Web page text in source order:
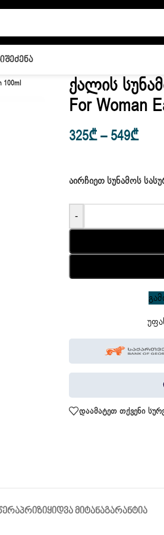
Შეძენა
100ml
Ქალის
For Woman
325₾– 549₾
ᲐᲘᲠᲩᲘᲔᲗ ᲡᲣᲜᲐᲛᲝᲡ
-
დაამატეთ თქვენი
ᲞᲠᲘᲖᲘᲧᲘᲓᲕᲐ ᲛᲘᲢᲐᲜᲐᲒᲐᲠᲐᲜᲢᲘᲐ